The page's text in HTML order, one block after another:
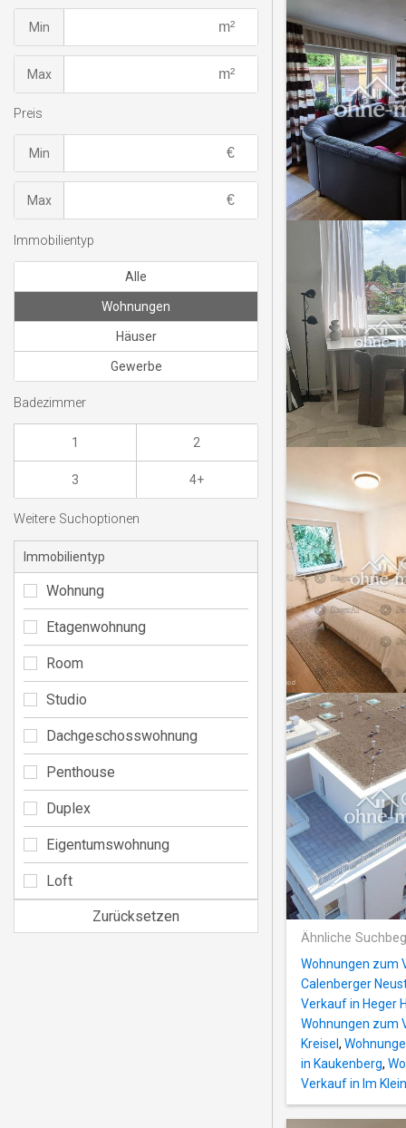
Ähnliche
Wohnungen zum
Calenberger
Verkauf in Heger
Wohnungen zum
Kreisel ,
in Kaukenberg,
Verkauf in Im
Min
Max
Preis
Min
Max
Immobilientyp
Alle
Wohnungen
Häuser
Gewerbe
Badezimmer
1 2
3 4+
Weitere Suchoptionen
Immobilientyp
Wohnung
Etagenwohnung
Room
Studio
Dachgeschosswohnung
Penthouse
Duplex
Eigentumswohnung
Loft
Zurücksetzen